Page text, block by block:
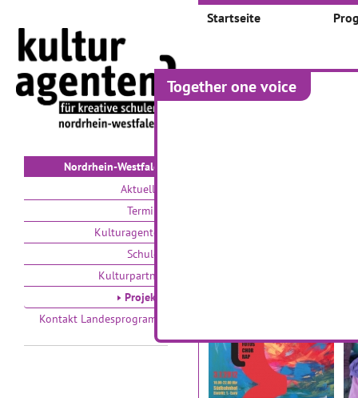
Together one voice
Nordrhein-Westfalen
Aktuelles
Termine
Kulturagenten
Schulen
Kulturpartner
Projekte
Kontakt Landesprogramm
Startseite
Projekte